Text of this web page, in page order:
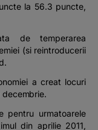
la 56.3 puncte,
de temperarea
(si reintroducerii
a creat locuri
pentru urmatoarele
din aprilie 2011,